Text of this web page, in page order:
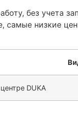
без учета
самые низкие
DUKA